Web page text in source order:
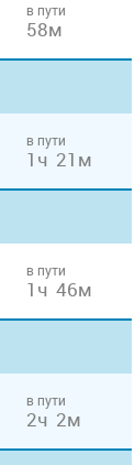
в пути
58м
в пути
1ч 21м
в пути
1ч 46м
в пути
2ч 2м